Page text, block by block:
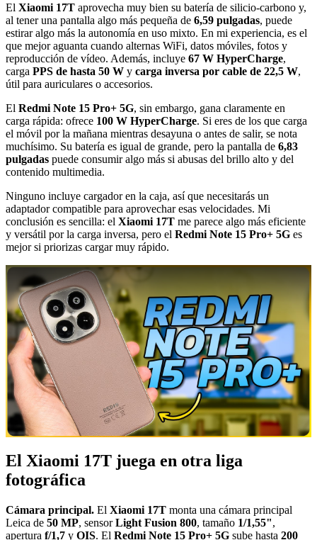
El Xiaomi 17T aprovecha muy bien su batería de silicio-carbono y,
al tener una pantalla algo más pequeña de 6,59 pulgadas, puede
estirar algo más la autonomía en uso mixto. En mi experiencia, es el
que mejor aguanta cuando alternas WiFi, datos móviles, fotos y
reproducción de vídeo. Además, incluye 67 W HyperCharge,
carga PPS de hasta 50 W y carga inversa por cable de 22,5 W,
útil para auriculares o accesorios.
El Redmi Note 15 Pro+ 5G, sin embargo, gana claramente en
carga rápida: ofrece 100 W HyperCharge. Si eres de los que carga
el móvil por la mañana mientras desayuna o antes de salir, se nota
muchísimo. Su batería es igual de grande, pero la pantalla de 6,83
pulgadas puede consumir algo más si abusas del brillo alto y del
contenido multimedia.
Ninguno incluye cargador en la caja, así que necesitarás un
adaptador compatible para aprovechar esas velocidades. Mi
conclusión es sencilla: el Xiaomi 17T me parece algo más eficiente
y versátil por la carga inversa, pero el Redmi Note 15 Pro+ 5G es
mejor si priorizas cargar muy rápido.
El Xiaomi 17T juega en otra liga
fotográfica
Cámara principal. El Xiaomi 17T monta una cámara principal
Leica de 50 MP, sensorLight Fusion 800, tamaño 1/1,55",
apertura f/1,7 y OIS. El Redmi Note 15 Pro+ 5G sube hasta 200